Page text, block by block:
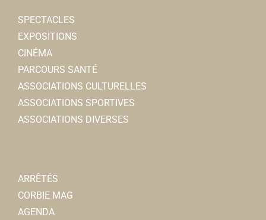
SPECTACLES
EXPOSITIONS
CINÉMA
PARCOURS SANTÉ
ASSOCIATIONS CULTURELLES
ASSOCIATIONS SPORTIVES
ASSOCIATIONS DIVERSES
ARRÊTÉS
CORBIE MAG
AGENDA